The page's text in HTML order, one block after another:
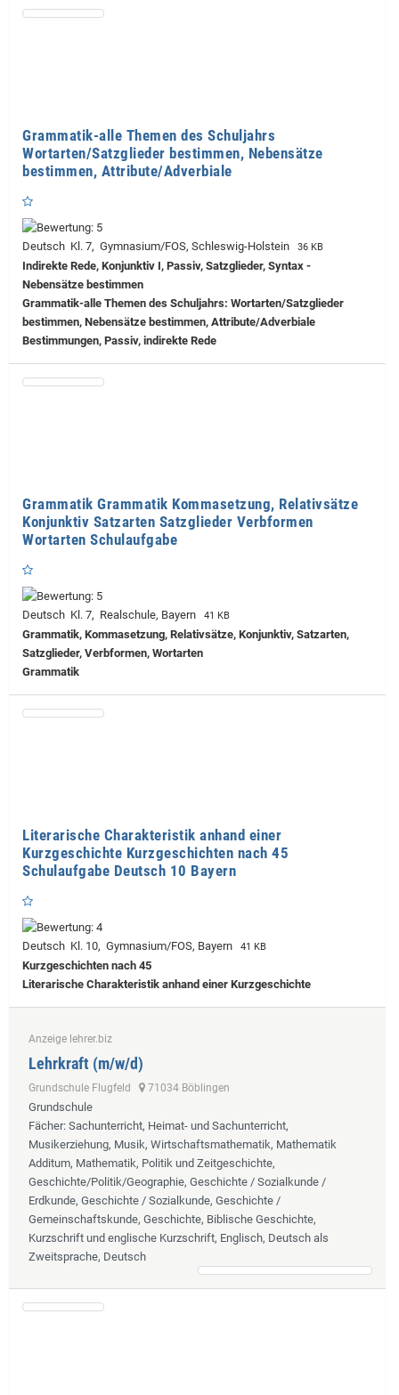
Grammatik-alle Themen des Schuljahrs
Wortarten/Satzglieder bestimmen, Nebensätze
bestimmen, Attribute/Adverbiale
Deutsch Kl. 7, Gymnasium/FOS, Schleswig-Holstein 36 KB
Indirekte Rede, Konjunktiv I, Passiv, Satzglieder, Syntax -
Nebensätze bestimmen
Grammatik-alle Themen des Schuljahrs: Wortarten/Satzglieder
bestimmen, Nebensätze bestimmen, Attribute/Adverbiale
Bestimmungen, Passiv, indirekte Rede
Grammatik Grammatik Kommasetzung, Relativsätze
Konjunktiv Satzarten Satzglieder Verbformen
Wortarten Schulaufgabe
Deutsch Kl. 7, Realschule, Bayern 41 KB
Grammatik, Kommasetzung, Relativsätze, Konjunktiv, Satzarten,
Satzglieder, Verbformen, Wortarten
Grammatik
Literarische Charakteristik anhand einer
Kurzgeschichte Kurzgeschichten nach 45
Schulaufgabe Deutsch 10 Bayern
Deutsch Kl. 10, Gymnasium/FOS, Bayern 41 KB
Kurzgeschichten nach 45
Literarische Charakteristik anhand einer Kurzgeschichte
Anzeige lehrer.biz
Lehrkraft (m/w/d)
Grundschule Flugfeld 71034 Böblingen
Grundschule
Fächer: Sachunterricht, Heimat- und Sachunterricht,
Musikerziehung, Musik, Wirtschaftsmathematik, Mathematik
Additum, Mathematik, Politik und Zeitgeschichte,
Geschichte/Politik/Geographie, Geschichte / Sozialkunde /
Erdkunde, Geschichte / Sozialkunde, Geschichte /
Gemeinschaftskunde, Geschichte, Biblische Geschichte,
Kurzschrift und englische Kurzschrift, Englisch, Deutsch als
Zweitsprache, Deutsch